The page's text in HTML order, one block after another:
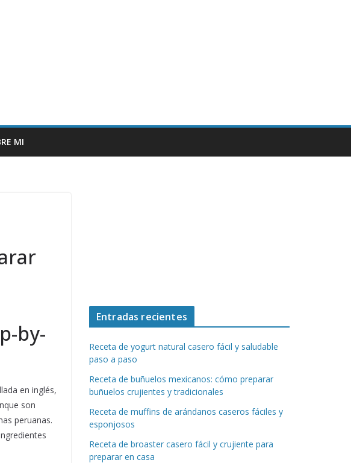
MI
by-
en inglés,
son
peruanas.
Entradas recientes
Receta de yogurt natural casero fácil y saludable
paso a paso
Receta de buñuelos mexicanos: cómo preparar
buñuelos crujientes y tradicionales
Receta de muffins de arándanos caseros fáciles y
esponjosos
Receta de broaster casero fácil y crujiente para
preparar en casa